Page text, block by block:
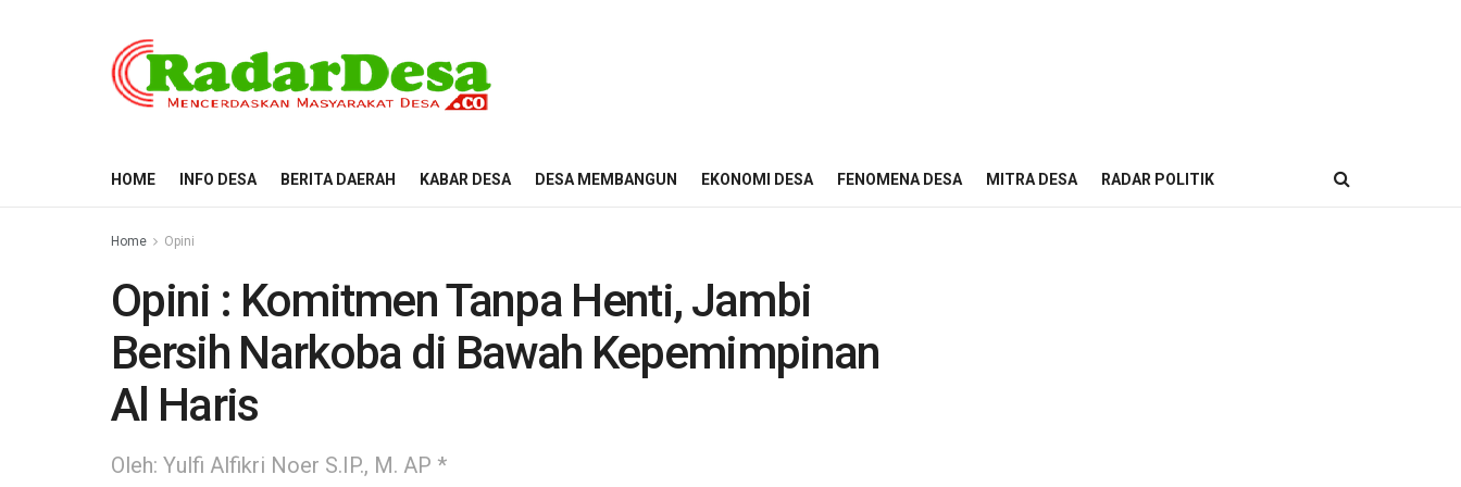
HOME INFO DESA BERITA DAERAH KABAR DESA DESA MEMBANGUN EKONOMI DESA FENOMENA DESA MITRA DESA RADAR POLITIK
Home Opini
Opini : Komitmen Tanpa Henti, Jambi
Bersih Narkoba di Bawah Kepemimpinan
Al Haris
Oleh: Yulfi Alfikri Noer S.IP., M. AP *